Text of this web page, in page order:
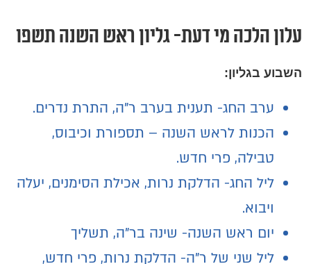
עלון הלכה מי דעת- גליון ראש השנה תשפו
השבוע בגליון:
ערב החג- תענית בערב ר"ה, התרת נדרים.
הכנות לראש השנה – תספורת וכיבוס,
טבילה, פרי חדש.
ליל החג- הדלקת נרות, אכילת הסימנים, יעלה
ויבוא.
יום ראש השנה- שינה בר"ה, תשליך
ליל שני של ר"ה- הדלקת נרות, פרי חדש,